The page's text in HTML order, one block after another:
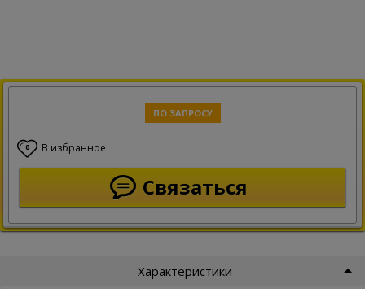
ПО ЗАПРОСУ
0 В избранное
Связаться
Характеристики